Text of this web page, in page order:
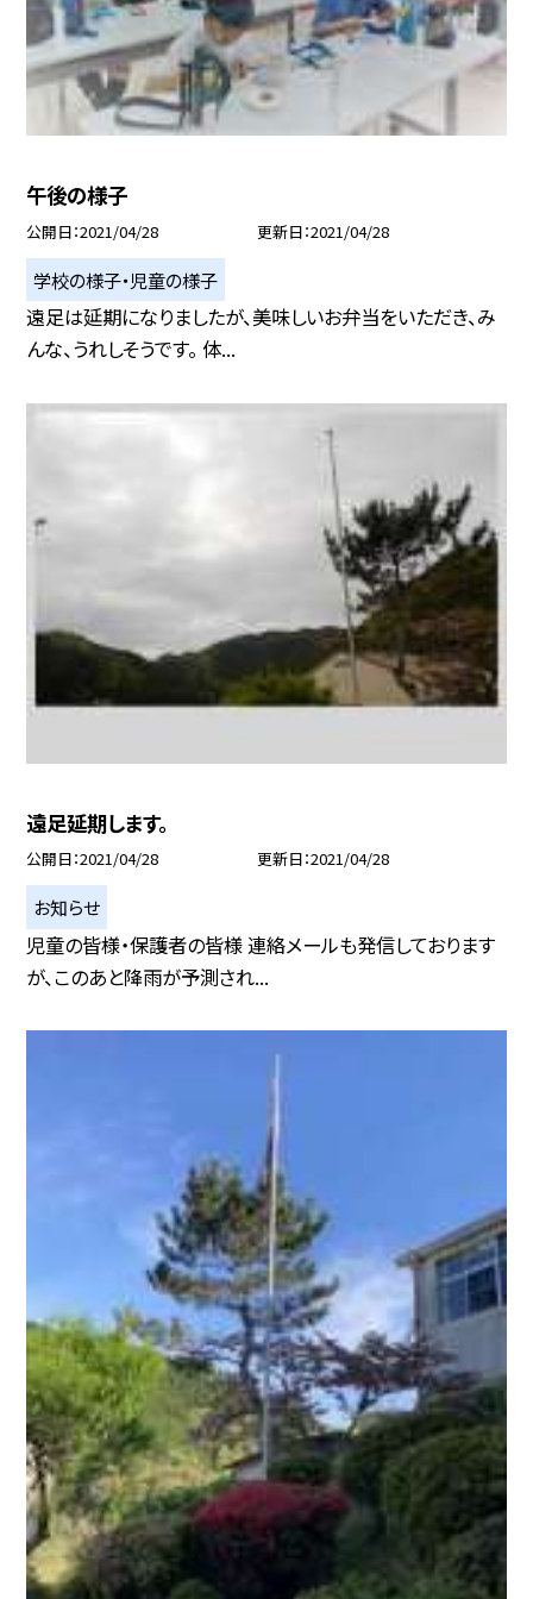
午後の様子
公開日 2021/04/28 更新日 2021/04/28
学校の様子・児童の様子
遠足は延期になりましたが、美味しいお弁当をいただき、み
んな、うれしそうです。 体...
遠足延期します。
公開日 2021/04/28 更新日 2021/04/28
お知らせ
児童の皆様・保護者の皆様 連絡メールも発信しております
が、このあと降雨が予測され...